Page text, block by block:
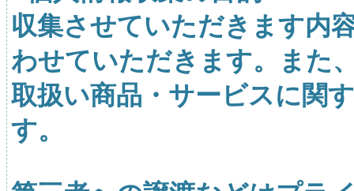
収集させていただきます内
わせていただきます。また
取扱い商品・サービスに関
す。